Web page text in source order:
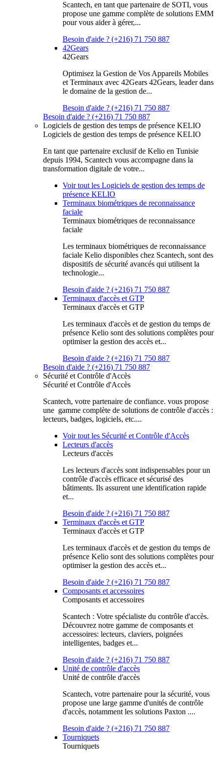
Scantech, en tant que partenaire de SOTI, vous
propose une gamme complète de solutions EMM
pour vous aider à gérer,...
Besoin d'aide ? (+216) 71 750 887
42Gears
42Gears
Optimisez la Gestion de Vos Appareils Mobiles
et Terminaux avec 42Gears 42Gears, leader dans
le domaine de la gestion de...
Besoin d'aide ? (+216) 71 750 887
Besoin d'aide ? (+216) 71 750 887
Logiciels de gestion des temps de présence KELIO
Logiciels de gestion des temps de présence KELIO
En tant que partenaire exclusif de Kelio en Tunisie
depuis 1994, Scantech vous accompagne dans la
transformation digitale de votre...
Voir tout les Logiciels de gestion des temps de
présence KELIO
Terminaux biométriques de reconnaissance
faciale
Terminaux biométriques de reconnaissance
faciale
Les terminaux biométriques de reconnaissance
faciale Kelio disponibles chez Scantech, sont des
dispositifs de sécurité avancés qui utilisent la
technologie...
Besoin d'aide ? (+216) 71 750 887
Terminaux d'accès et GTP
Terminaux d'accès et GTP
Les terminaux d'accès et de gestion du temps de
présence Kelio sont des solutions complètes pour
optimiser la gestion des accès et...
Besoin d'aide ? (+216) 71 750 887
Besoin d'aide ? (+216) 71 750 887
Sécurité et Contrôle d'Accès
Sécurité et Contrôle d'Accès
Scantech, votre partenaire de confiance. vous propose
une gamme complète de solutions de contrôle d'accès :
lecteurs, badges, logiciels, etc....
Voir tout les Sécurité et Contrôle d'Accès
Lecteurs d'accès
Lecteurs d'accès
Les lecteurs d'accès sont indispensables pour un
contrôle d'accès efficace et sécurisé des
bâtiments. Ils assurent une identification rapide
et...
Besoin d'aide ? (+216) 71 750 887
Terminaux d'accès et GTP
Terminaux d'accès et GTP
Les terminaux d'accès et de gestion du temps de
présence Kelio sont des solutions complètes pour
optimiser la gestion des accès et...
Besoin d'aide ? (+216) 71 750 887
Composants et accessoires
Composants et accessoires
Scantech : Votre spécialiste du contrôle d'accès.
Découvrez notre gamme de composants et
accessoires: lecteurs, claviers, poignées
intelligentes, badges et...
Besoin d'aide ? (+216) 71 750 887
Unité de contrôle d'accès
Unité de contrôle d'accès
Scantech, votre partenaire pour la sécurité, vous
propose une large gamme d'unités de contrôle
d'accès, notamment les solutions Paxton ....
Besoin d'aide ? (+216) 71 750 887
Tourniquets
Tourniquets